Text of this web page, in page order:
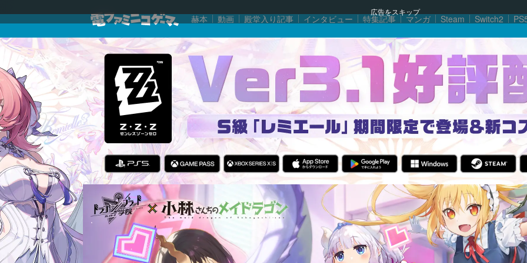
広告をスキップ
赫本 動画 殿堂入り記事 インタビュー 特集記事 マンガ Steam Switch2